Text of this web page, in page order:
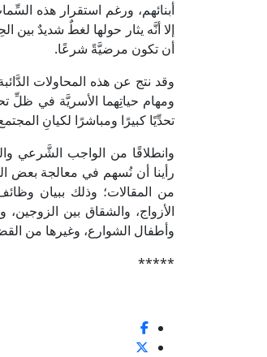
أبنائهم، ورغم استقرار هذه
إلا أنَّه يثار حولها لغطٌ شديدٌ
أن تكون مرضيَّةً شرعًا.
وقد نتج عن هذه المحاولات
ومهام حياتِهما الأسريَّة في ظلِّ
تحدِّيًا كبيرًا ومباشرًا لكيانِ
وانطلاقًا من الواجب الشَّرعي
رأينا أن نُسهم في معالجة بعض
من المقالات؛ وذلك ببيان
الأزواج، والشقاق بين
وأطفال الشوارع، وغيرها من
*****